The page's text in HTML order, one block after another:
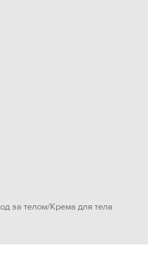
за телом Крема для тела